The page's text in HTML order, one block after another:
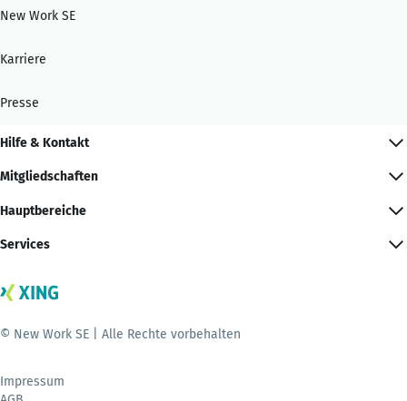
New Work SE
Karriere
Presse
Hilfe & Kontakt
Mitgliedschaften
Hauptbereiche
Services
© New Work SE | Alle Rechte vorbehalten
Impressum